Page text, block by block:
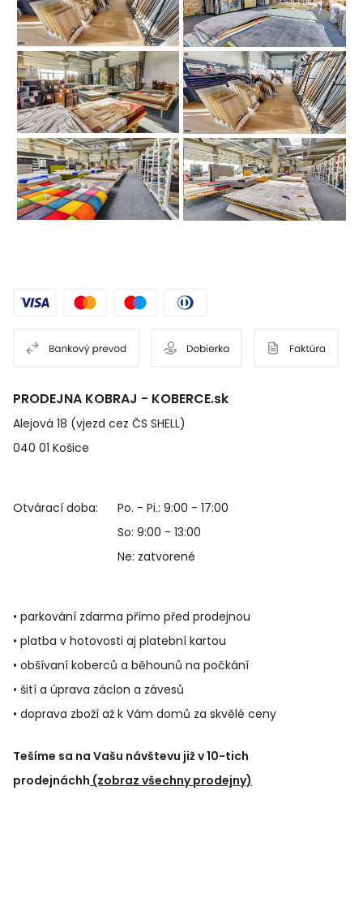
PRODEJNA KOBRAJ - KOBERCE.sk
Alejová 18 (vjezd cez ČS SHELL)
040 01 Košice
Otvárací doba:
Po. - Pi.: 9:00 - 17:00
So: 9:00 - 13:00
Ne: zatvorené
• parkování zdarma přímo před prodejnou
• platba v hotovosti aj platební kartou
• obšívaní koberců a běhounů na počkání
• šití a úprava záclon a závesů
• doprava zboží až k Vám domů za skvělé ceny
Tešíme sa na Vašu návštevu již v 10-tich
prodejnáchh (zobraz všechny prodejny)